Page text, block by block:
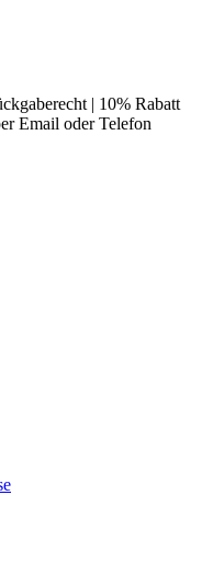
| 10% Rabatt
Email oder Telefon